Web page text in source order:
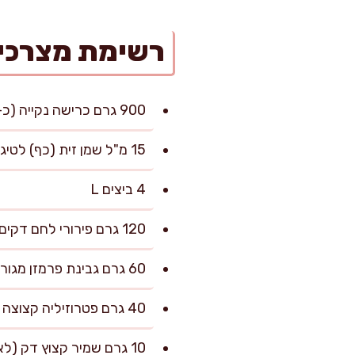
רשימת
900 גרם כרישה נקייה (כ-4–5 יחידות בינוניות, החלק הלבן והירוק הבהיר בלבד)
15 מ"ל שמן זית (כף) לטיגון עדין/אידוי
4 ביצים L
120 גרם פירורי לחם דקים
60 גרם גבינת פרמזן מגוררת דק (לא חובה, אך מוסיפה עומק)
40 גרם פטרוזיליה קצוצה דק
10 גרם שמיר קצוץ דק (לא חובה)